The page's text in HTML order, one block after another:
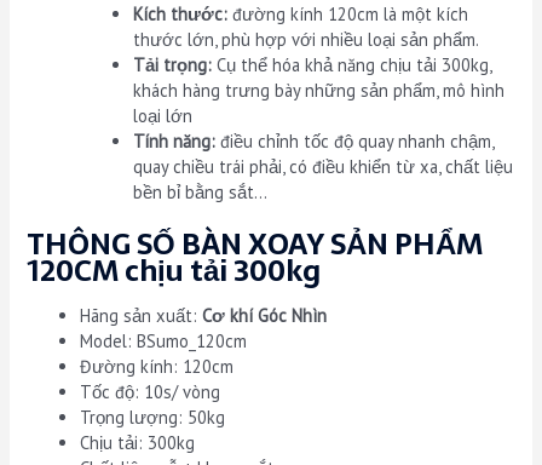
Kích thước:đường kính 120cm là một kích
thước lớn, phù hợp với nhiều loại sản phẩm.
Tải trọng:Cụ thể hóa khả năng chịu tải 300kg,
khách hàng trưng bày những sản phẩm, mô hình
loại lớn
Tính năng:điều chỉnh tốc độ quay nhanh chậm,
quay chiều trái phải, có điều khiển từ xa, chất liệu
bền bỉ bằng sắt…
THÔNG SỐ BÀN XOAY SẢN PHẨM
120CM chịu tải 300kg
Hãng sản xuất:Cơ khí Góc Nhìn
Model: BSumo_120cm
Đường kính: 120cm
Tốc độ: 10s/ vòng
Trọng lượng: 50kg
Chịu tải: 300kg